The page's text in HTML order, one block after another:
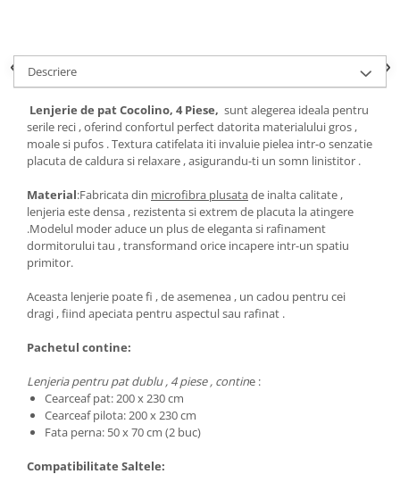
Descriere
Lenjerie de pat Cocolino, 4 Piese, sunt alegerea ideala pentru
serile reci , oferind confortul perfect datorita materialului gros ,
moale si pufos . Textura catifelata iti invaluie pielea intr-o senzatie
placuta de caldura si relaxare , asigurandu-ti un somn linistitor .
Material:Fabricata din microfibra plusatade inalta calitate ,
lenjeria este densa , rezistenta si extrem de placuta la atingere
.Modelul moder aduce un plus de eleganta si rafinament
dormitorului tau , transformand orice incapere intr-un spatiu
primitor.
Aceasta lenjerie poate fi , de asemenea , un cadou pentru cei
dragi , fiind apeciata pentru aspectul sau rafinat .
Pachetul contine:
Lenjeria pentru pat dublu , 4 piese , contine :
Cearceaf pat: 200 x 230 cm
Cearceaf pilota: 200 x 230 cm
Fata perna: 50 x 70 cm (2 buc)
Compatibilitate Saltele: